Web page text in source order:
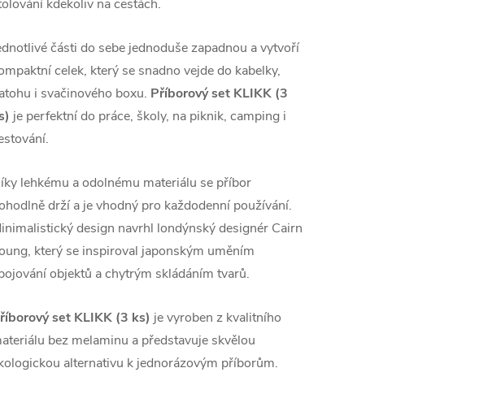
kdekoliv na cestách.
části do sebe jednoduše zapadnou a vytvoří
celek, který se snadno vejde do kabelky,
i svačinového boxu. Příborový set KLIKK (3
je perfektní do práce, školy, na piknik, camping i
lehkému a odolnému materiálu se příbor
drží a je vhodný pro každodenní používání.
design navrhl londýnský designér Cairn
, který se inspiroval japonským uměním
objektů a chytrým skládáním tvarů.
set KLIKK (3 ks) je vyroben z kvalitního
bez melaminu a představuje skvělou
alternativu k jednorázovým příborům.